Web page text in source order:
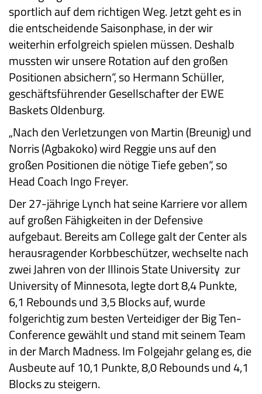
sportlich auf dem richtigen Weg. Jetzt geht es in
die entscheidende Saisonphase, in der wir
weiterhin erfolgreich spielen müssen. Deshalb
mussten wir unsere Rotation auf den großen
Positionen absichern“, so Hermann Schüller,
geschäftsführender Gesellschafter der EWE
Baskets Oldenburg.
„Nach den Verletzungen von Martin (Breunig) und
Norris (Agbakoko) wird Reggie uns auf den
großen Positionen die nötige Tiefe geben“, so
Head Coach Ingo Freyer.
Der 27-jährige Lynch hat seine Karriere vor allem
auf großen Fähigkeiten in der Defensive
aufgebaut. Bereits am College galt der Center als
herausragender Korbbeschützer, wechselte nach
zwei Jahren von der Illinois State University zur
University of Minnesota, legte dort 8,4 Punkte,
6,1 Rebounds und 3,5 Blocks auf, wurde
folgerichtig zum besten Verteidiger der Big Ten-
Conference gewählt und stand mit seinem Team
in der March Madness. Im Folgejahr gelang es, die
Ausbeute auf 10,1 Punkte, 8,0 Rebounds und 4,1
Blocks zu steigern.